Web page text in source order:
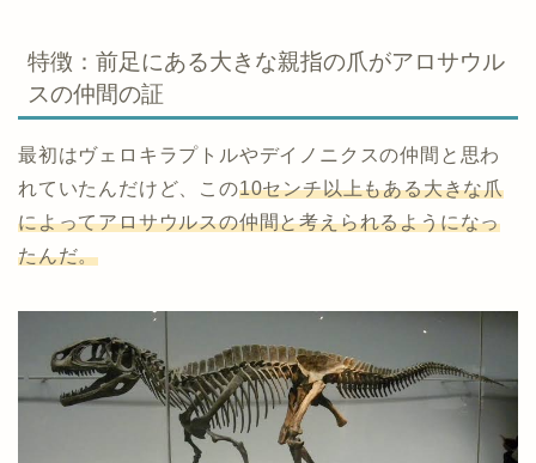
特徴：前足にある大きな親指の爪がアロサウル
スの仲間の証
最初はヴェロキラプトルやデイノニクスの仲間と思わ
れていたんだけど、この10センチ以上もある大きな爪
によってアロサウルスの仲間と考えられるようになっ
たんだ。